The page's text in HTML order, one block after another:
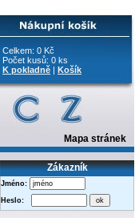
Celkem: 0 Kč
Počet kusů: 0 ks
K pokladně | Košík
Mapa stránek
Zákazník
Jméno:
Heslo: